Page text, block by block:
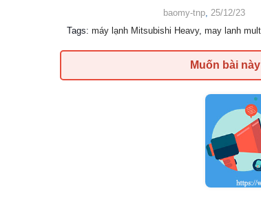
baomy-tnp, 25/12/23
Tags: máy lạnh Mitsubishi Heavy, may lanh
Muốn bài